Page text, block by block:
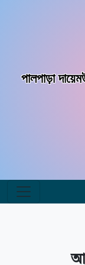
পালপাড়া